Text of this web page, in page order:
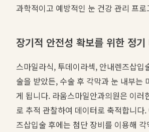
과학적이고 예방적인 눈 건강 관리 프
장기적 안전성 확보를 위한 정기
스마일라식, 투데이라섹, 안내렌즈삽입
술을 받았든, 수술 후 각막과 눈 내부는
게 됩니다. 라움스마일안과의원은 이러
로 추적 관찰하여 데이터로 축적합니다
즈삽입술 후에는 첨단 장비를 이용해